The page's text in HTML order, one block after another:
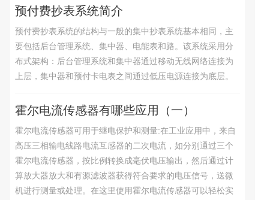
预付费抄表系统简介
预付费抄表系统的结构与一般的集中抄表系统基本相同，主
要包括后台管理系统、集中器、电能表和路。该系统采用分
布式架构：后台管理系统和集中器通过移动无线网络连接为
上层，集中器和预付卡电表之间通过低压电源连接为底层。
霍尔电流传感器有哪些应用（一）
霍尔电流传感器可用于继电保护和测量:在工业应用中，来自
高压三相输电线路电流互感器的二次电流，如分别通过三个
霍尔电流传感器，按比例转换成毫伏电压输出，然后通过计
算放大器放大和有源滤波器获得符合要求的电压信号，送微
机进行测量或处理。在这里使用霍尔电流传感器可以轻松实